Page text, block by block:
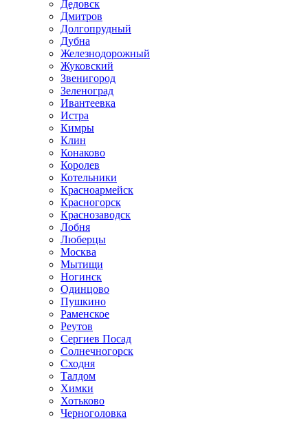
Дедовск
Дмитров
Долгопрудный
Дубна
Железнодорожный
Жуковский
Звенигород
Зеленоград
Ивантеевка
Истра
Кимры
Клин
Конаково
Королев
Котельники
Красноармейск
Красногорск
Краснозаводск
Лобня
Люберцы
Москва
Мытищи
Ногинск
Одинцово
Пушкино
Раменское
Реутов
Сергиев Посад
Солнечногорск
Сходня
Талдом
Химки
Хотьково
Черноголовка